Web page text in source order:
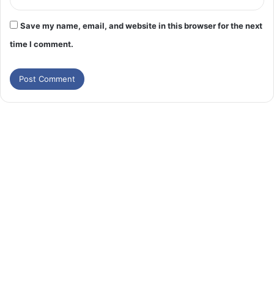
Save my name, email, and website in this browser for the next
time I comment.